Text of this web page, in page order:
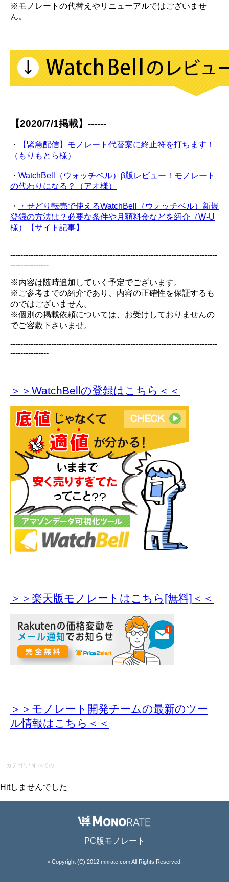
※モノレートの代替えやリニューアルではございませ
ん。
【2020/7/1掲載】------
・
【緊急配信】モノレート代替案に終止符を打ちます！
（もりもとら様）
・ WatchBell（ウォッチベル）β版レビュー！モノレート
の代わりになる？（アオ様）
・
・せどり転売で使えるWatchBell（ウォッチベル）新規
登録の方法は？必要な条件や月額料金などを紹介（W-U
様）【サイト記事】
---------------------------------------------------------------------------------
---------------
※内容は随時追加していく予定でございます。
※ご参考までの紹介であり、内容の正確性を保証するも
のではございません。
※個別の掲載依頼については、お受けしておりませんの
でご容赦下さいませ。
---------------------------------------------------------------------------------
---------------
＞＞WatchBellの登録はこちら＜＜
＞＞楽天版モノレートはこちら[無料]＜＜
＞＞モノレート開発チームの最新のツー
ル情報はこちら＜＜
カテゴリ: すべての
Hitしませんでした
PC版モノレート
> Copyright (C) 2012 mnrate.com All Rights Reserved.